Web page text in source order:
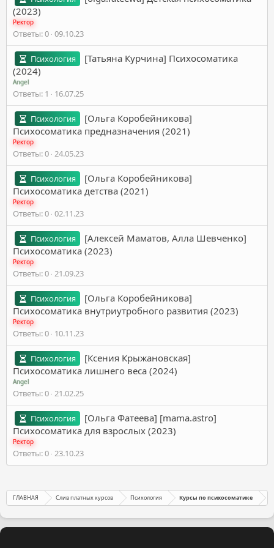
(2023)
Ректор
Ответы 0 09.10.23
Психология
[Татьяна Курчина] Психосоматика
(2024)
Angel
Ответы 1 16.07.25
Психология
[Ольга Коробейникова]
Психосоматика предназначения (2021)
Ректор
Ответы 0 24.05.23
Психология
[Ольга Коробейникова]
Психосоматика детства (2021)
Ректор
Ответы 0 02.11.23
Психология
[Алексей Маматов, Алла Шевченко]
Психосоматика (2023)
Ректор
Ответы 0 21.09.23
Психология
[Ольга Коробейникова]
Психосоматика внутриутробного развития (2023)
Ректор
Ответы 0 10.11.23
Психология
[Ксения Крыжановская]
Психосоматика лишнего веса (2024)
Angel
Ответы 0 21.02.25
Психология
[Ольга Фатеева] [mama.astro]
Психосоматика для взрослых (2023)
Ректор
Ответы 0 23.10.23
ГЛАВНАЯ Слив платных курсов Психология Курсы по психосоматике